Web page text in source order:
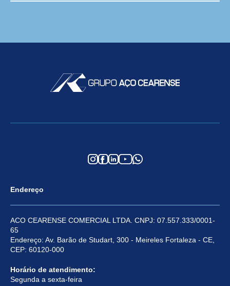
Endereço
ACO CEARENSE COMERCIAL LTDA. CNPJ: 07.557.333/0001-
65
Endereço: Av. Barão de Studart, 300 - Meireles Fortaleza - CE,
CEP: 60120-000
Horário de atendimento:
Segunda a sexta-feira